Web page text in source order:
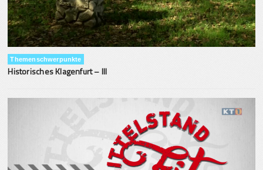
Themenschwerpunkte
Historisches Klagenfurt – III